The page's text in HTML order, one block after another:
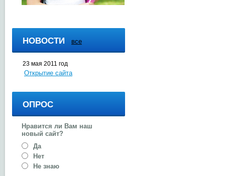
НОВОСТИ все
23 мая 2011 год
Открытие сайта
ОПРОС
Нравится ли Вам наш
новый сайт?
Да
Нет
Не знаю